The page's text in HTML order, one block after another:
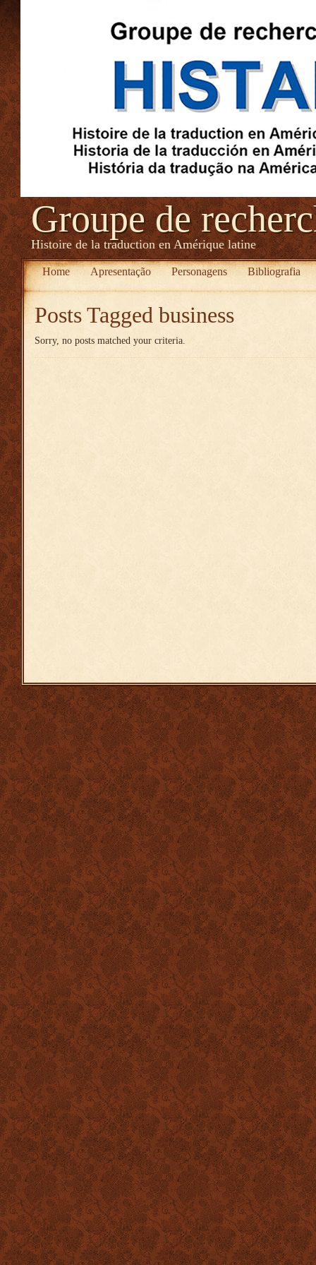
Groupe de
Histoire de la traduction en Amérique latine
Home Apresentação Personagens Bibliografia
Posts Tagged business
Sorry, no posts matched your criteria.